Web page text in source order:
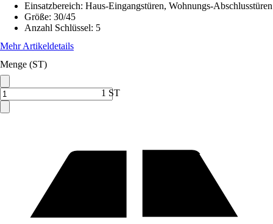
Einsatzbereich: Haus-Eingangstüren, Wohnungs-Abschlusstüren
Größe: 30/45
Anzahl Schlüssel: 5
Mehr Artikeldetails
Menge (ST)
1 ST